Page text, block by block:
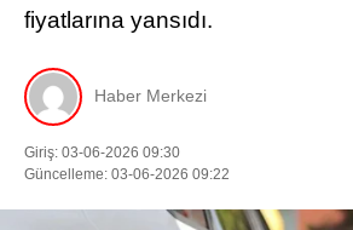
fiyatlarına yansıdı.
Haber Merkezi
Giriş: 03-06-2026 09:30
Güncelleme: 03-06-2026 09:22